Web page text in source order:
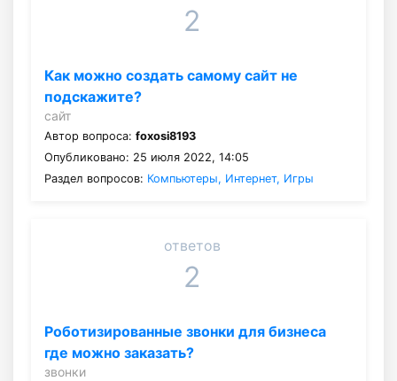
2
Как можно создать самому сайт не
подскажите?
сайт
Автор вопроса: foxosi8193
Опубликовано: 25 июля 2022, 14:05
Раздел вопросов: Компьютеры, Интернет, Игры
ответов
2
Роботизированные звонки для бизнеса
где можно заказать?
звонки